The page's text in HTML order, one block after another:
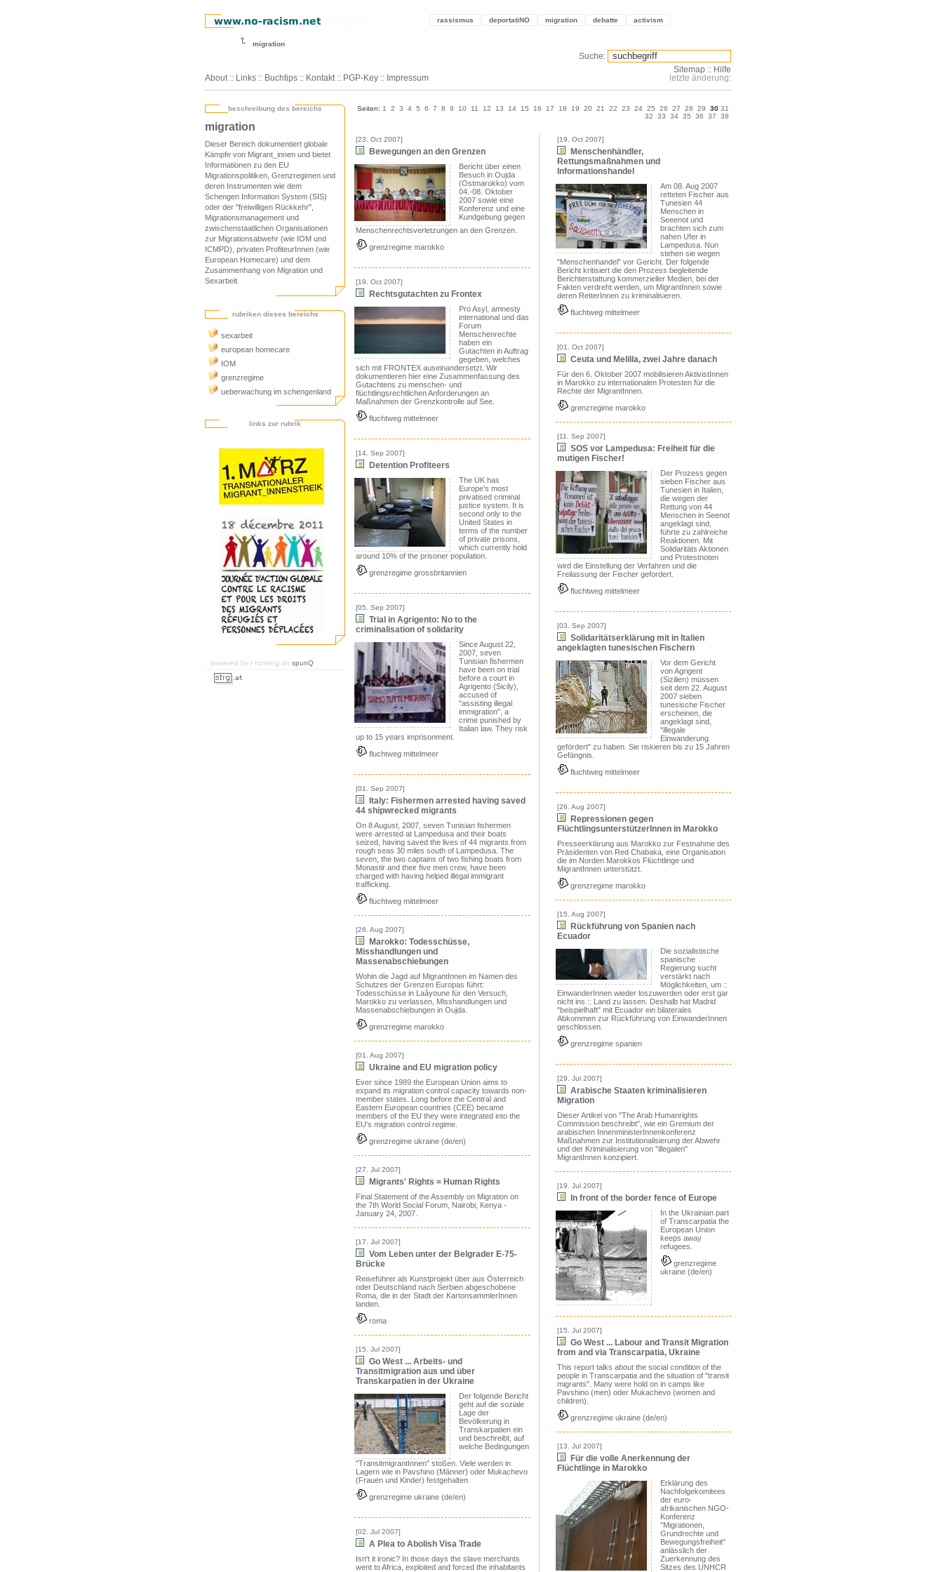
rassismus deportatiNO migration debatte activism
migration
About :: Links :: Buchtips :: Kontakt :: PGP-Key :: Impressum
Suche:
Sitemap :: Hilfe
letzte änderung:
beschreibung des bereichs
migration
Dieser Bereich dokumentiert globale
Kämpfe von Migrant_innen und bietet
Informationen zu den EU
Migrationspolitiken, Grenzregimen und
deren Instrumenten wie dem
Schengen Information System (SIS)
oder der "freiwilligen Rückkehr",
Migrationsmanagement und
zwischenstaatlichen Organisationen
zur Migrationsabwehr (wie IOM und
ICMPD), privaten ProfiteurInnen (wie
European Homecare) und dem
Zusammenhang von Migration und
Sexarbeit.
rubriken dieses bereichs
sexarbeit
european homecare
IOM
grenzregime
ueberwachung im schengenland
links zur rubrik
powered by / running on spunQ
Seiten: 1 2 3 4 5 6 7 8 9 10 11 12 13 14 15 16 17 18 19 20 21 22 23 24 25 26 27 28 29 30 31
32
33 34 35 36 37 38
[23. Oct 2007]
Bewegungen an den Grenzen
Bericht über einen
Besuch in Oujda
(Ostmarokko) vom
04.-08. Oktober
2007 sowie eine
Konferenz und eine
Kundgebung gegen
Menschenrechtsverletzungen an den Grenzen.
grenzregime marokko
[19. Oct 2007]
Rechtsgutachten zu Frontex
Pro Asyl, amnesty
international und das
Forum
Menschenrechte
haben ein
Gutachten in Auftrag
gegeben, welches
sich mit FRONTEX auseinandersetzt. Wir
dokumentieren hier eine Zusammenfassung des
Gutachtens zu menschen- und
flüchtlingsrechtlichen Anforderungen an
Maßnahmen der Grenzkontrolle auf See.
fluchtweg mittelmeer
[14. Sep 2007]
Detention Profiteers
The UK has
Europe's most
privatised criminal
justice system. It is
second only to the
United States in
terms of the number
of private prisons,
which currently hold
around 10% of the prisoner population.
grenzregime grossbritannien
[05. Sep 2007]
Trial in Agrigento: No to the
criminalisation of solidarity
Since August 22,
2007, seven
Tunisian fishermen
have been on trial
before a court in
Agrigento (Sicily),
accused of
"assisting illegal
immigration", a
crime punished by
Italian law. They risk
up to 15 years imprisonment.
fluchtweg mittelmeer
[01. Sep 2007]
Italy: Fishermen arrested having saved
44 shipwrecked migrants
On 8 August, 2007, seven Tunisian fishermen
were arrested at Lampedusa and their boats
seized, having saved the lives of 44 migrants from
rough seas 30 miles south of Lampedusa. The
seven, the two captains of two fishing boats from
Monastir and their five men crew, have been
charged with having helped illegal immigrant
trafficking.
fluchtweg mittelmeer
[26. Aug 2007]
Marokko: Todesschüsse,
Misshandlungen und
Massenabschiebungen
Wohin die Jagd auf MigrantInnen im Namen des
Schutzes der Grenzen Europas führt:
Todesschüsse in Laâyoune für den Versuch,
Marokko zu verlassen, Misshandlungen und
Massenabschiebungen in Oujda.
grenzregime marokko
[01. Aug 2007]
Ukraine and EU migration policy
Ever since 1989 the European Union aims to
expand its migration control capacity towards non-
member states. Long before the Central and
Eastern European countries (CEE) became
members of the EU they were integrated into the
EU's migration control regime.
grenzregime ukraine (de/en)
[27. Jul 2007]
Migrants' Rights = Human Rights
Final Statement of the Assembly on Migration on
the 7th World Social Forum, Nairobi, Kenya -
January 24, 2007.
[17. Jul 2007]
Vom Leben unter der Belgrader E-75-
Brücke
Reiseführer als Kunstprojekt über aus Österreich
oder Deutschland nach Serbien abgeschobene
Roma, die in der Stadt der KartonsammlerInnen
landen.
roma
[15. Jul 2007]
Go West ... Arbeits- und
Transitmigration aus und über
Transkarpatien in der Ukraine
Der folgende Bericht
geht auf die soziale
Lage der
Bevölkerung in
Transkarpatien ein
und beschreibt, auf
welche Bedingungen
"TransitmigrantInnen" stoßen. Viele werden in
Lagern wie in Pavshino (Männer) oder Mukachevo
(Frauen und Kinder) festgehalten.
grenzregime ukraine (de/en)
[02. Jul 2007]
A Plea to Abolish Visa Trade
Isn't it ironic? In those days the slave merchants
went to Africa, exploited and forced the inhabitants
[19. Oct 2007]
Menschenhändler,
Rettungsmaßnahmen und
Informationshandel
Am 08. Aug 2007
retteten Fischer aus
Tunesien 44
Menschen in
Seeenot und
brachten sich zum
nahen Ufer in
Lampedusa. Nun
stehen sie wegen
"Menschenhandel" vor Gericht. Der folgende
Bericht kritisiert die den Prozess begleitende
Berichterstattung kommerzieller Medien, bei der
Fakten verdreht werden, um MigrantInnen sowie
deren RetterInnen zu kriminalisieren.
fluchtweg mittelmeer
[01. Oct 2007]
Ceuta und Melilla, zwei Jahre danach
Für den 6. Oktober 2007 mobilisieren AktivistInnen
in Marokko zu internationalen Protesten für die
Rechte der MigrantInnen.
grenzregime marokko
[11. Sep 2007]
SOS vor Lampedusa: Freiheit für die
mutigen Fischer!
Der Prozess gegen
sieben Fischer aus
Tunesien in Italien,
die wegen der
Rettung von 44
Menschen in Seenot
angeklagt sind,
führte zu zahlreiche
Reaktionen. Mit
Solidaritäts Aktionen
und Protestnoten
wird die Einstellung der Verfahren und die
Freilassung der Fischer gefordert.
fluchtweg mittelmeer
[03. Sep 2007]
Solidaritätserklärung mit in Italien
angeklagten tunesischen Fischern
Vor dem Gericht
von Agrigent
(Sizilien) müssen
seit dem 22. August
2007 sieben
tunesische Fischer
erscheinen, die
angeklagt sind,
"illegale
Einwanderung
gefördert" zu haben. Sie riskieren bis zu 15 Jahren
Gefängnis.
fluchtweg mittelmeer
[26. Aug 2007]
Repressionen gegen
FlüchtlingsunterstützerInnen in Marokko
Presseerklärung aus Marokko zur Festnahme des
Präsidenten von Red Chabaka, eine Organisation
die im Norden Marokkos Flüchtlinge und
MigrantInnen unterstützt.
grenzregime marokko
[15. Aug 2007]
Rückführung von Spanien nach
Ecuador
Die sozialistische
spanische
Regierung sucht
verstärkt nach
Möglichkeiten, um ::
EinwanderInnen wieder loszuwerden oder erst gar
nicht ins :: Land zu lassen. Deshalb hat Madrid
"beispielhaft" mit Ecuador ein bilaterales
Abkommen zur Rückführung von EinwanderInnen
geschlossen.
grenzregime spanien
[29. Jul 2007]
Arabische Staaten kriminalisieren
Migration
Dieser Artikel von "The Arab Humanrights
Commission beschreibt", wie ein Gremium der
arabischen InnenministerInnenkonferenz
Maßnahmen zur Institutionalisierung der Abwehr
und der Kriminalisierung von "illegalen"
MigrantInnen konzipiert.
[19. Jul 2007]
In front of the border fence of Europe
In the Ukrainian part
of Transcarpatia the
European Union
keeps away
refugees.
grenzregime
ukraine (de/en)
[15. Jul 2007]
Go West ... Labour and Transit Migration
from and via Transcarpatia, Ukraine
This report talks about the social condition of the
people in Transcarpatia and the situation of "transit
migrants". Many were hold on in camps like
Pavshino (men) oder Mukachevo (women and
children).
grenzregime ukraine (de/en)
[13. Jul 2007]
Für die volle Anerkennung der
Flüchtlinge in Marokko
Erklärung des
Nachfolgekomitees
der euro-
afrikanischen NGO-
Konferenz
"Migrationen,
Grundrechte und
Bewegungsfreiheit"
anlässlich der
Zuerkennung des
Sitzes des UNHCR